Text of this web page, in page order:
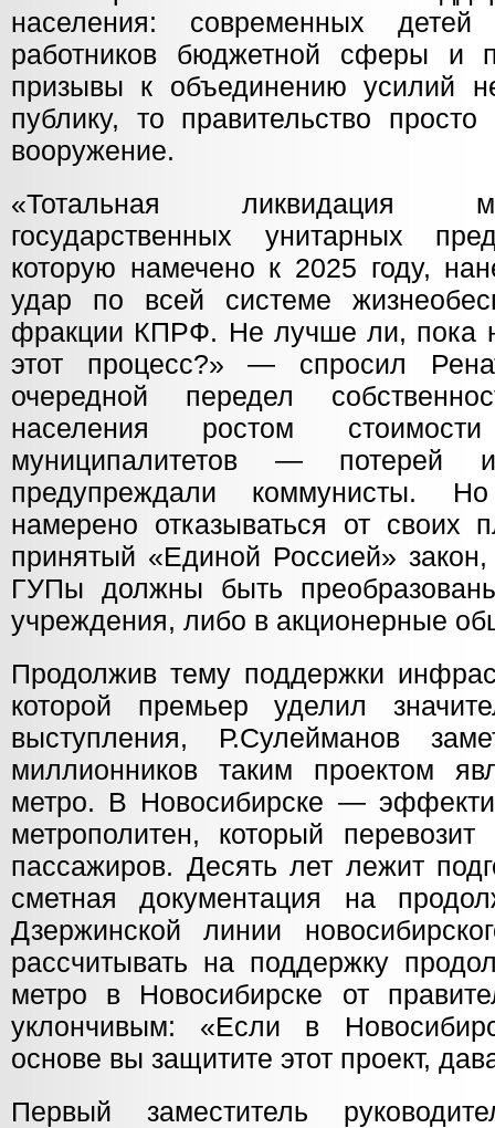
населения: современных
работников бюджетной сферы и
призывы к объединению усилий
публику, то правительство
вооружение.
«Тотальная ликвидация
государственных унитарных
которую намечено к 2025 году,
удар по всей системе
фракции КПРФ. Не лучше ли, пока
этот процесс?» — спросил
очередной передел
населения ростом
муниципалитетов — потерей
предупреждали коммунисты.
намерено отказываться от своих
принятый «Единой Россией»
ГУПы должны быть
учреждения, либо в акционерные
Продолжив тему поддержки
которой премьер уделил
выступления, Р.Сулейманов
миллионников таким проектом
метро. В Новосибирске —
метрополитен, который
пассажиров. Десять лет лежит
сметная документация на
Дзержинской линии
рассчитывать на поддержку
метро в Новосибирске от
уклончивым: «Если в
основе вы защитите этот проект,
Первый заместитель